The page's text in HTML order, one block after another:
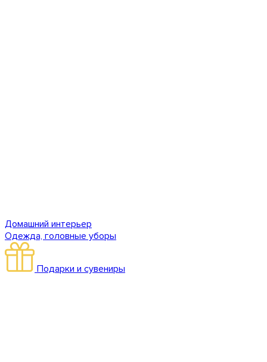
Домашний интерьер
Одежда, головные уборы
Подарки и сувениры